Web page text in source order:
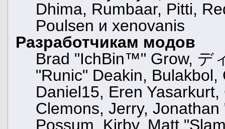
Dhima, Rumbaar, Pitti,
Poulsen и xenovanis
Разработчикам модов
Brad "IchBin™" Grow, デ
"Runic" Deakin,
Daniel15, Eren
Clemons, Jerry,
Possum, Kirby, Matt